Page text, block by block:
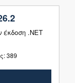
έκδοση .NET
389